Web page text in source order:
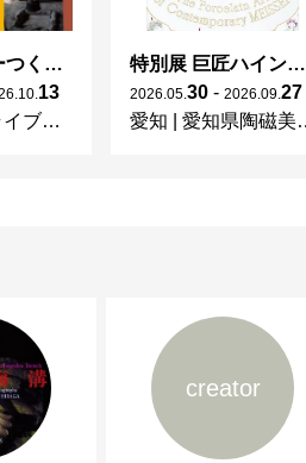
企画展 土間ーつくって、つかって、再発見ー
10 13
ージアム
特別展 巨匠ハインツ・ヴェルナーの描いた物語（メルヘン） ー現代マイセンの磁器芸術ー
2026 05 30 - 2026 09 27
愛知
愛知県陶磁美術館
creator